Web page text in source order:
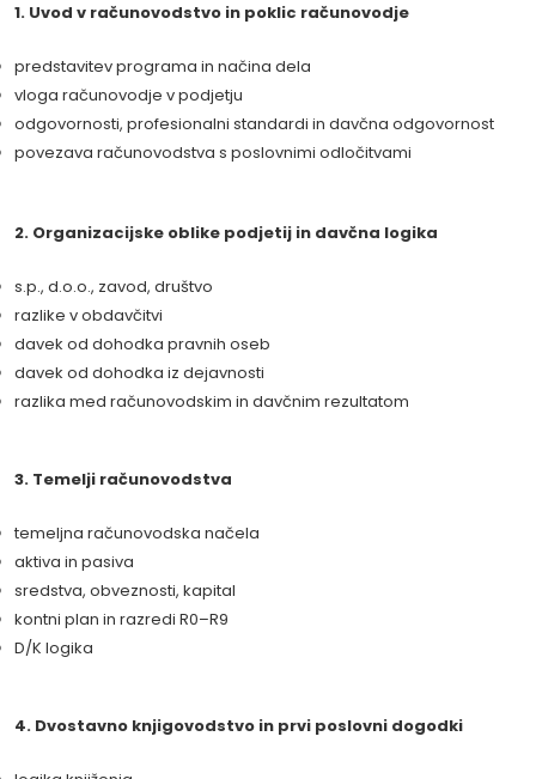
1. Uvod v računovodstvo in poklic računovodje
predstavitev programa in načina dela
vloga računovodje v podjetju
odgovornosti, profesionalni standardi in davčna odgovornost
povezava računovodstva s poslovnimi odločitvami
2. Organizacijske oblike podjetij in davčna logika
s.p., d.o.o., zavod, društvo
razlike v obdavčitvi
davek od dohodka pravnih oseb
davek od dohodka iz dejavnosti
razlika med računovodskim in davčnim rezultatom
3. Temelji računovodstva
temeljna računovodska načela
aktiva in pasiva
sredstva, obveznosti, kapital
kontni plan in razredi R0–R9
D/K logika
4. Dvostavno knjigovodstvo in prvi poslovni dogodki